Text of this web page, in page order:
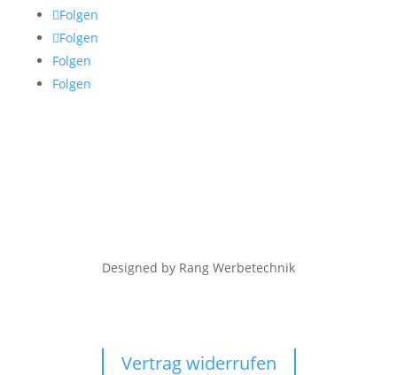
Folgen
Folgen
Folgen
Folgen
Designed by Rang Werbetechnik
Vertrag widerrufen